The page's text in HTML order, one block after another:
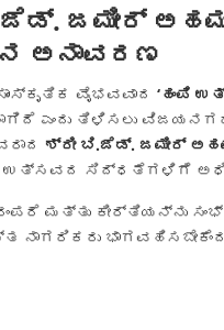
ಜಮೀರ್
ಅನಾವರಣ
ವೈಭವವಾದ‘ಹಂಪಿ
ಎಂದು ತಿಳಿಸಲು
ಶ್ರೀ ಬಿ.ಜೆಡ್. ಜಮೀರ್
ಉತ್ಸವದ ಸಿದ್ಧತೆಗಳಿಗೆ
ಮತ್ತು ಕೀರ್ತಿಯನ್ನು
ಭಾಗವಹಿಸಬೇಕೆಂದು